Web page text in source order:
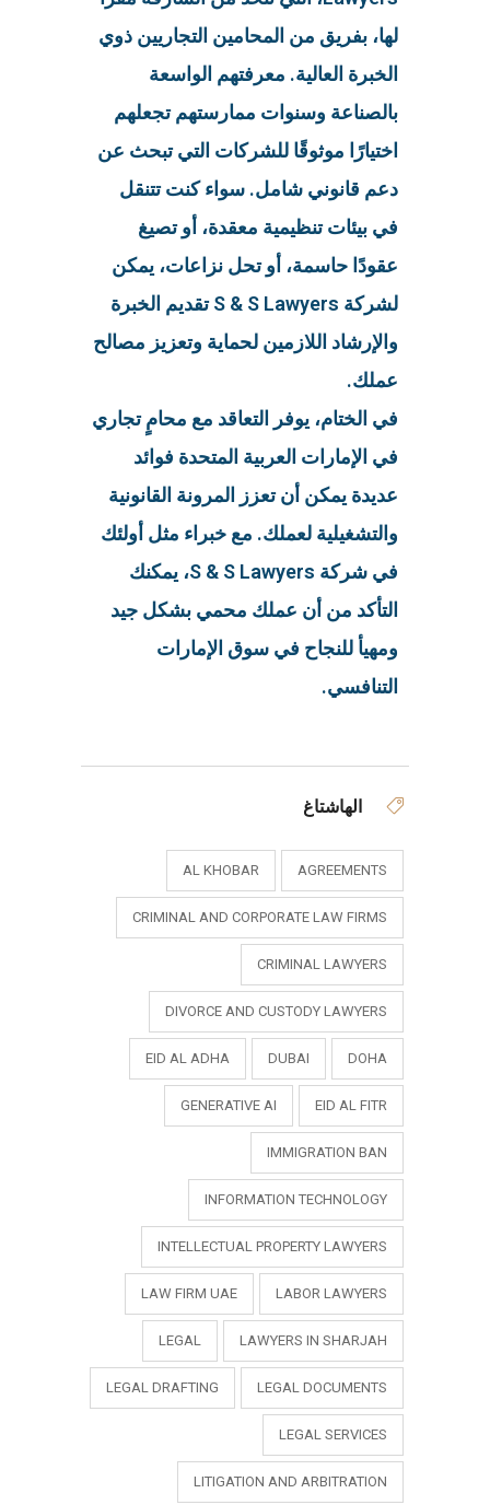
لها، بفريق من المحامين التجاريين ذوي
الخبرة العالية. معرفتهم الواسعة
بالصناعة وسنوات ممارستهم تجعلهم
اختيارًا موثوقًا للشركات التي تبحث عن
دعم قانوني شامل. سواء كنت تتنقل
في بيئات تنظيمية معقدة، أو تصيغ
عقودًا حاسمة، أو تحل نزاعات، يمكن
لشركة S & S Lawyers تقديم الخبرة
والإرشاد اللازمين لحماية وتعزيز مصالح
عملك.
في الختام، يوفر التعاقد مع محامٍ تجاري
في الإمارات العربية المتحدة فوائد
عديدة يمكن أن تعزز المرونة القانونية
والتشغيلية لعملك. مع خبراء مثل أولئك
في شركة S & S Lawyers، يمكنك
التأكد من أن عملك محمي بشكل جيد
ومهيأ للنجاح في سوق الإمارات
التنافسي.
الهاشتاغ
AGREEMENTS
AL KHOBAR
CRIMINAL AND CORPORATE LAW FIRMS
CRIMINAL LAWYERS
DIVORCE AND CUSTODY LAWYERS
DOHA
DUBAI
EID AL ADHA
EID AL FITR
GENERATIVE AI
IMMIGRATION BAN
INFORMATION TECHNOLOGY
INTELLECTUAL PROPERTY LAWYERS
LABOR LAWYERS
LAW FIRM UAE
LAWYERS IN SHARJAH
LEGAL
LEGAL DOCUMENTS
LEGAL DRAFTING
LEGAL SERVICES
LITIGATION AND ARBITRATION